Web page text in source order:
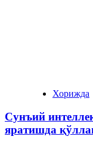
Хорижда
Сунъий
яратишда